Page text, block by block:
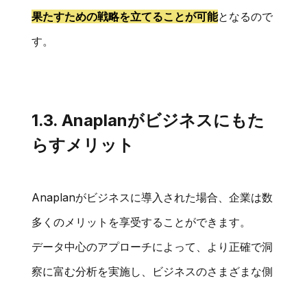
果たすための戦略を立てることが可能となるので
す。
1.3. Anaplanがビジネスにもた
らすメリット
Anaplanがビジネスに導入された場合、企業は数
多くのメリットを享受することができます。
データ中心のアプローチによって、より正確で洞
察に富む分析を実施し、ビジネスのさまざまな側